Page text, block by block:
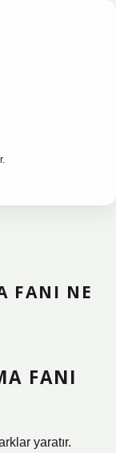
FANI NE
FANI
yaratır.